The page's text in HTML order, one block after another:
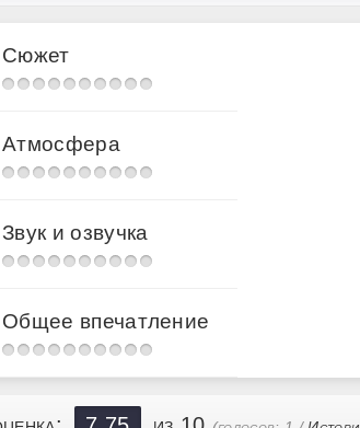
Сюжет
Атмосфера
Звук и озвучка
Общее впечатление